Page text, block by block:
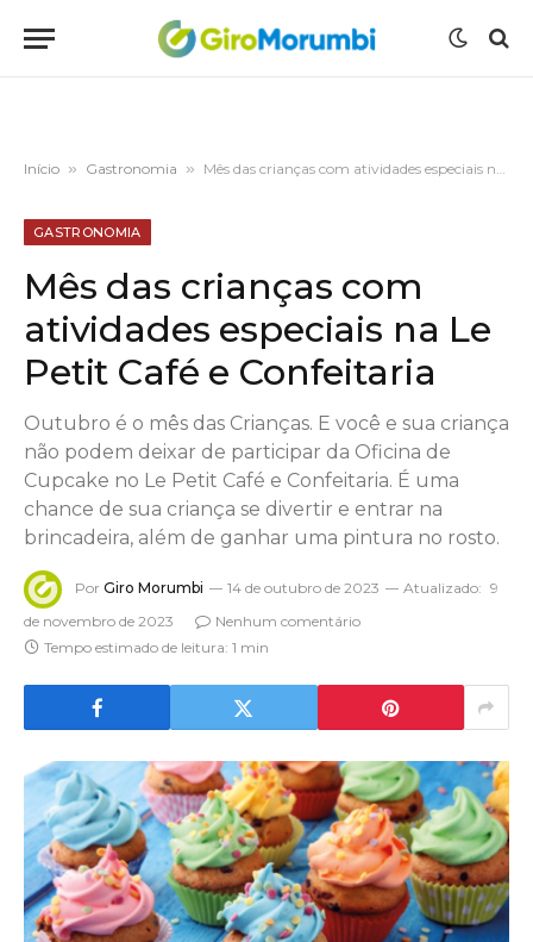
Início » Gastronomia » Mês das crianças com atividades especiais na Le Petit Café e Confeitaria
GASTRONOMIA
Mês das crianças com
atividades especiais na Le
Petit Café e Confeitaria
Outubro é o mês das Crianças. E você e sua criança
não podem deixar de participar da Oficina de
Cupcake no Le Petit Café e Confeitaria. É uma
chance de sua criança se divertir e entrar na
brincadeira, além de ganhar uma pintura no rosto.
Por Giro Morumbi 14 de outubro de 2023 Atualizado: 9
de novembro de 2023
Nenhum comentário
Tempo estimado de leitura: 1 min